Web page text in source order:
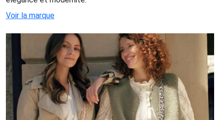
Voir la marque